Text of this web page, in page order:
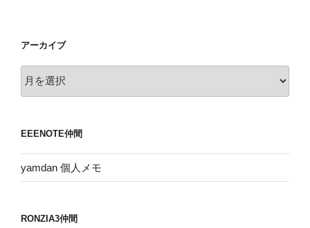
アーカイブ
ー
ブ
EEENOTE仲間
yamdan 個人メモ
RONZIA3仲間